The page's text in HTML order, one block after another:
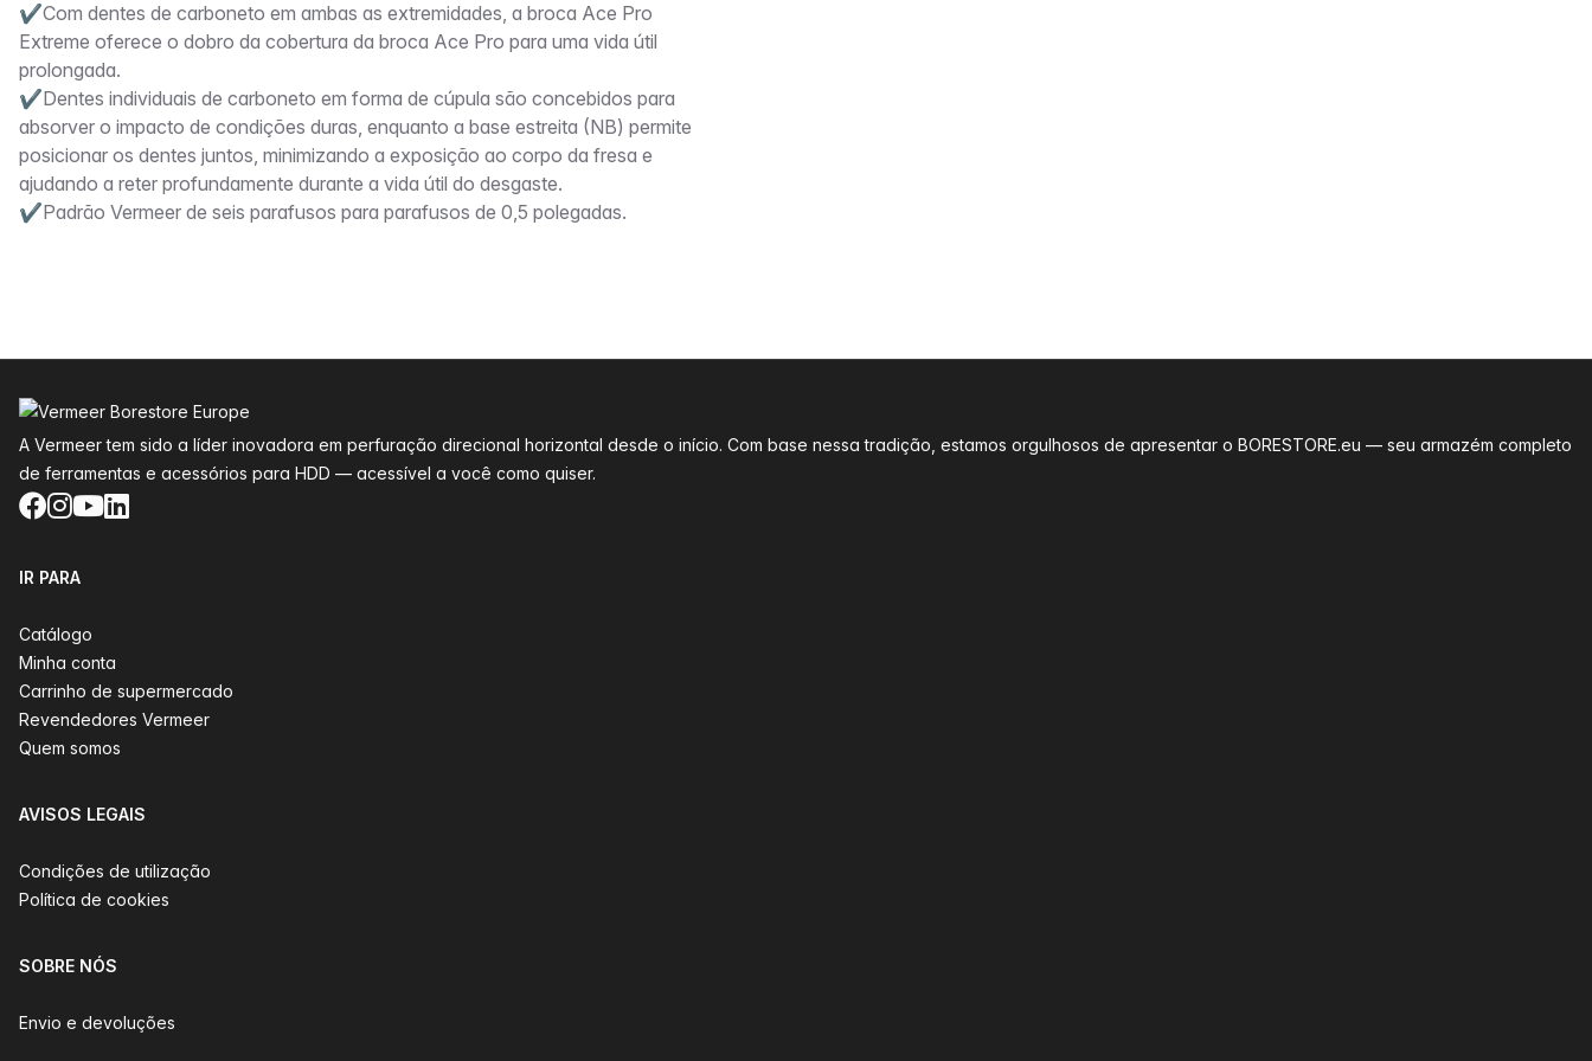
✔Com dentes de carboneto em ambas as extremidades, a broca Ace Pro
Extreme oferece o dobro da cobertura da broca Ace Pro para uma vida útil
prolongada.
✔Dentes individuais de carboneto em forma de cúpula são concebidos para
absorver o impacto de condições duras, enquanto a base estreita (NB) permite
posicionar os dentes juntos, minimizando a exposição ao corpo da fresa e
ajudando a reter profundamente durante a vida útil do desgaste.
✔Padrão Vermeer de seis parafusos para parafusos de 0,5 polegadas.
A Vermeer tem sido a líder inovadora em perfuração direcional horizontal desde o início. Com base nessa tradição, estamos orgulhosos de apresentar o BORESTORE.eu — seu armazém completo
de ferramentas e acessórios para HDD — acessível a você como quiser.
Facebook
Instagram
YouTube
LinkedIn
IR PARA
Catálogo
Minha conta
Carrinho de supermercado
Revendedores Vermeer
Quem somos
AVISOS LEGAIS
Condições de utilização
Política de cookies
SOBRE NÓS
Envio e devoluções